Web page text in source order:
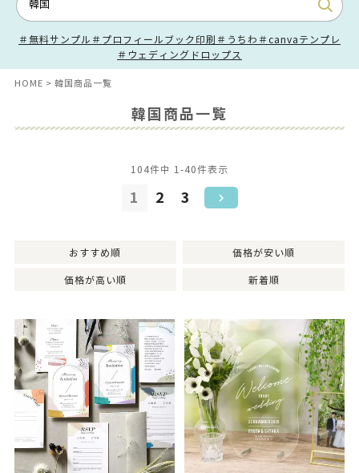
＃無料サンプル ＃プロフィールブック印刷 ＃うちわ ＃canvaテンプレ
＃ウェディングドロップス
HOME 韓国商品一覧
韓国商品一覧
おすすめ順 価格が安い順
価格が高い順 新着順
104件中 1 -40件表示
1 2 3